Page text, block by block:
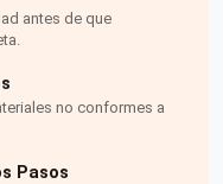
antes de que
no conformes a
Pasos